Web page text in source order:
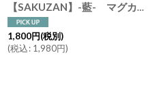
【SAKUZAN】-藍- マグカップ スープカップ ターコイズ ネイビー
1,800円(税別)
(税込: 1,980円)